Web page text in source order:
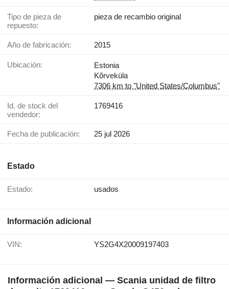
Tipo de pieza de
repuesto:
pieza de recambio original
Año de fabricación: 2015
Ubicación:
Estonia
Kõrveküla
7306 km to "United States/Columbus"
Id. de stock del
vendedor:
1769416
Fecha de publicación: 25 jul 2026
Estado
Estado: usados
Información adicional
VIN: YS2G4X20009197403
Información adicional — Scania unidad de filtro